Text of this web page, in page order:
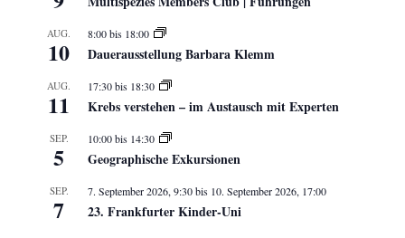
AUG.
10
8:00bis 18:00
Dauerausstellung Barbara Klemm
AUG.
11
17:30bis 18:30
Krebs verstehen – im Austausch mit Experten
SEP.
5
10:00bis 14:30
Geographische Exkursionen
SEP.
7
7. September 2026, 9:30bis 10. September 2026, 17:00
23. Frankfurter Kinder-Uni